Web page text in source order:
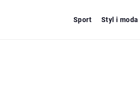
Sport Styl i moda